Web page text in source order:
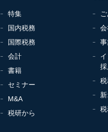
特集
国内税務
国際税務
会計
書籍
セミナー
M&A
税研から